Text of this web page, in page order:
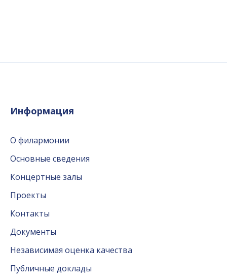
Информация
О филармонии
Основные сведения
Концертные залы
Проекты
Контакты
Документы
Независимая оценка качества
Публичные доклады